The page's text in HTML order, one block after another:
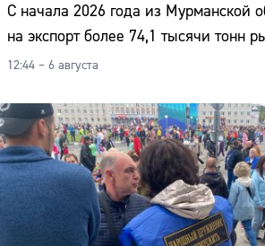
С начала 2026 года из Мурманской
на экспорт более 74,1 тысячи тонн
12:44 – 6 августа